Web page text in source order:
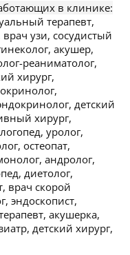
в клинике:
терапевт,
узи, сосудистый
акушер,
реаниматолог,
хирург,
детский
хирург,
уролог,
остеопат,
андролог,
диетолог,
врач скорой
эндоскопист,
акушерка,
детский хирург,